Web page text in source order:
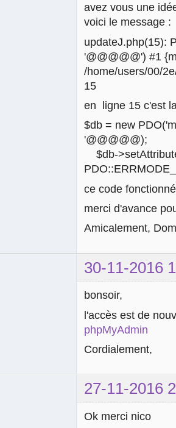
avez vous une
voici le message :
updateJ.php(15):
'@@@@@') #1
/home/users/00/
15
en ligne 15 c'est
$db = new
'@@@@@);
$db-
ce code
merci d'avance
Amicalement,
30-11-2016
bonsoir,
l'accès est de
phpMyAdmin
Cordialement,
27-11-2016
Ok merci nico